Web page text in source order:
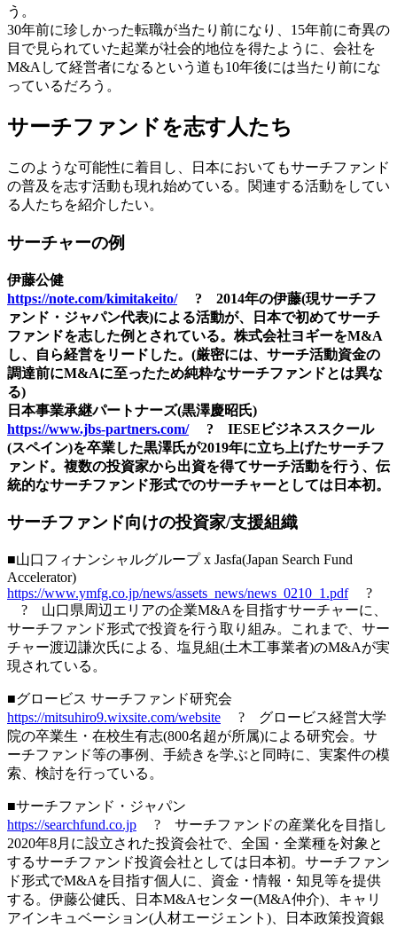
う。
30年前に珍しかった転職が当たり前になり、15年前に奇異の
目で見られていた起業が社会的地位を得たように、会社を
M&Aして経営者になるという道も10年後には当たり前にな
っているだろう。
サーチファンドを志す人たち
このような可能性に着目し、日本においてもサーチファンド
の普及を志す活動も現れ始めている。関連する活動をしてい
る人たちを紹介したい。
サーチャーの例
伊藤公健
https://note.com/kimitakeito/? 2014年の伊藤(現サーチフ
ァンド・ジャパン代表)による活動が、日本で初めてサーチ
ファンドを志した例とされている。株式会社ヨギーをM&A
し、自ら経営をリードした。(厳密には、サーチ活動資金の
調達前にM&Aに至ったため純粋なサーチファンドとは異な
る)
日本事業承継パートナーズ(黒澤慶昭氏)
https://www.jbs-partners.com/? IESEビジネススクール
(スペイン)を卒業した黒澤氏が2019年に立ち上げたサーチフ
ァンド。複数の投資家から出資を得てサーチ活動を行う、伝
統的なサーチファンド形式でのサーチャーとしては日本初。
サーチファンド向けの投資家/支援組織
■山口フィナンシャルグループ x Jasfa(Japan Search Fund
Accelerator)
https://www.ymfg.co.jp/news/assets_news/news_0210_1.pdf?
? 山口県周辺エリアの企業M&Aを目指すサーチャーに、
サーチファンド形式で投資を行う取り組み。これまで、サー
チャー渡辺謙次氏による、塩見組(土木工事業者)のM&Aが実
現されている。
■グロービス サーチファンド研究会
https://mitsuhiro9.wixsite.com/website ? グロービス経営大学
院の卒業生・在校生有志(800名超が所属)による研究会。サ
ーチファンド等の事例、手続きを学ぶと同時に、実案件の模
索、検討を行っている。
■サーチファンド・ジャパン
https://searchfund.co.jp ? サーチファンドの産業化を目指し
2020年8月に設立された投資会社で、全国・全業種を対象と
するサーチファンド投資会社としては日本初。サーチファン
ド形式でM&Aを目指す個人に、資金・情報・知見等を提供
する。伊藤公健氏、日本M&Aセンター(M&A仲介)、キャリ
アインキュベーション(人材エージェント)、日本政策投資銀